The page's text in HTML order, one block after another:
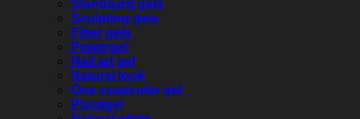
Standaard gels
Sculpting gels
Fiber gels
Powergel
Nail art gel
Natural look
One coat/color gel
Plastigel